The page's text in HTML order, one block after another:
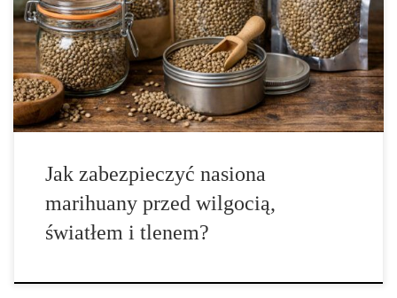
konopi siewnej oraz innych nasion roślin jest jednym z
najważniejszych kroków, jeśli chcesz utrzymać ich jakość,
stabilność i parametry użytkowe przez długi czas. Nasiona – choć
wyglądają na twarde, suche i odporne – są […]
Jak zabezpieczyć nasiona
marihuany przed wilgocią,
światłem i tlenem?